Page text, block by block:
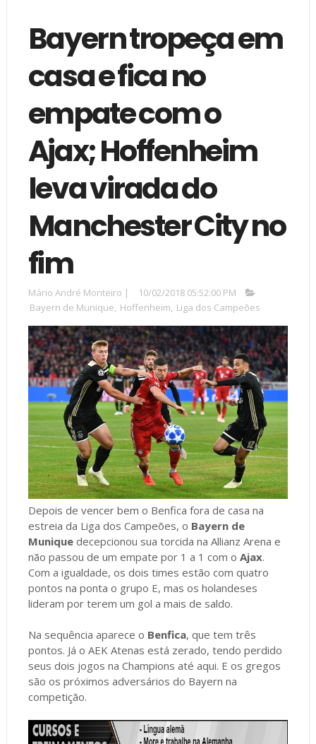
Bayern tropeça em
casa e fica no
empate com o
Ajax; Hoffenheim
leva virada do
Manchester City no
fim
Mário André Monteiro |
10/02/2018 05:52:00 PM
Bayern de Munique, Hoffenheim, Liga dos Campeões
Depois de vencer bem o Benfica fora de casa na
estreia da Liga dos Campeões, o Bayern de
Muniquedecepcionou sua torcida na Allianz Arena e
não passou de um empate por 1 a 1 com o Ajax.
Com a igualdade, os dois times estão com quatro
pontos na ponta o grupo E, mas os holandeses
lideram por terem um gol a mais de saldo.
Na sequência aparece o Benfica, que tem três
pontos. Já o AEK Atenas está zerado, tendo perdido
seus dois jogos na Champions até aqui. E os gregos
são os próximos adversários do Bayern na
competição.